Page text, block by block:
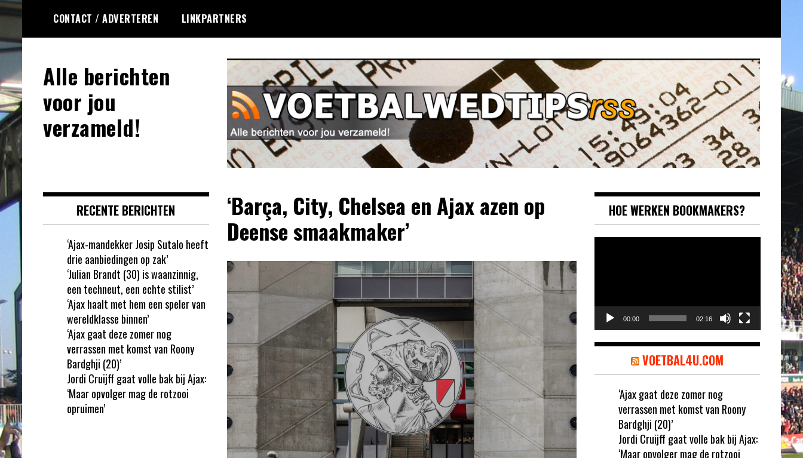
Ga
naar
de
inhoud
CONTACT / ADVERTEREN LINKPARTNERS
Alle berichten
voor jou
verzameld!
‘Barça, City, Chelsea en Ajax azen op
Deense smaakmaker’
RECENTE BERICHTEN
‘Ajax-mandekker Josip Sutalo heeft
drie aanbiedingen op zak’
‘Julian Brandt (30) is waanzinnig,
een techneut, een echte stilist’
‘Ajax haalt met hem een speler van
wereldklasse binnen’
‘Ajax gaat deze zomer nog
verrassen met komst van Roony
Bardghji (20)’
Jordi Cruijff gaat volle bak bij Ajax:
‘Maar opvolger mag de rotzooi
opruimen’
HOE WERKEN BOOKMAKERS?
00:00 02:16
VOETBAL4U.COM
‘Ajax gaat deze zomer nog
verrassen met komst van Roony
Bardghji (20)’
Jordi Cruijff gaat volle bak bij Ajax:
‘Maar opvolger mag de rotzooi